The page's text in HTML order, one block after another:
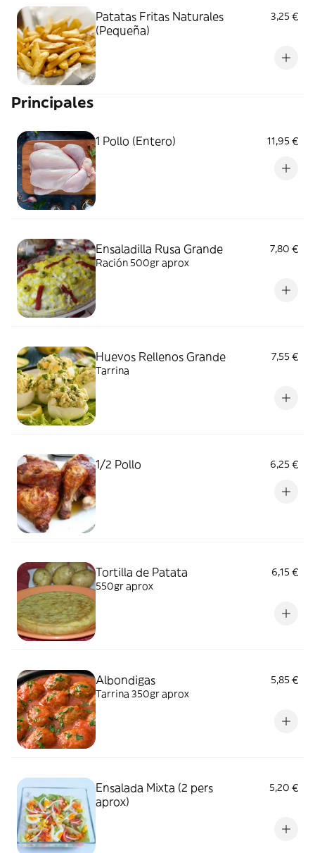
Patatas Fritas Naturales
(Pequeña)
3,25 €
Principales
1 Pollo (Entero) 11,95 €
Ensaladilla Rusa Grande
7,80 €
Ración 500gr aprox
Huevos Rellenos Grande
7,55 €
Tarrina
1/2 Pollo 6,25 €
Tortilla de Patata
6,15 €
550gr aprox
Albondigas
5,85 €
Tarrina 350gr aprox
Ensalada Mixta (2 pers
aprox)
5,20 €